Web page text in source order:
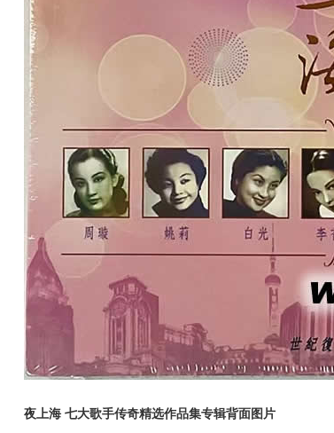
夜上海 七大歌手传奇精选作品集专辑背面图片